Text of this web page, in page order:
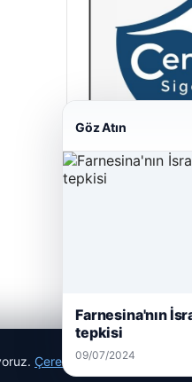
Çerez Politikamız
Göz Atın
Farnesina'nın
tepkisi
09/07/2024